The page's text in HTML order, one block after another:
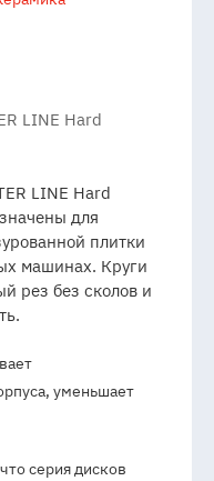
LINE Hard
LINE Hard
для
плитки
машинах. Круги
рез без сколов и
уменьшает
серия дисков